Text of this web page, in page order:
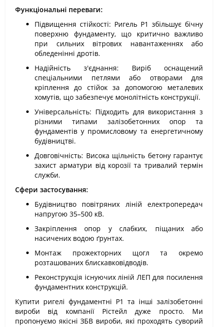
Функціональні переваги:
Підвищення стійкості: Ригель Р1 збільшує бічну
поверхню фундаменту, що критично важливо
при сильних вітрових навантаженнях або
обледенінні дротів.
Надійність з'єднання: Виріб оснащений
спеціальними петлями або отворами для
кріплення до стійок за допомогою металевих
хомутів, що забезпечує монолітність конструкції.
Універсальність: Підходить для використання з
різними типами залізобетонних опор та
фундаментів у промисловому та енергетичному
будівництві.
Довговічність: Висока щільність бетону гарантує
захист арматури від корозії та тривалий термін
служби.
Сфери застосування:
Будівництво повітряних ліній електропередач
напругою 35–500 кВ.
Закріплення опор у слабких, піщаних або
насичених водою ґрунтах.
Монтаж прожекторних щогл та окремо
розташованих блискавковідводів.
Реконструкція існуючих ліній ЛЕП для посилення
фундаментних конструкцій.
Купити ригелі фундаментні Р1 та інші залізобетонні
вироби від компанії Рістейл дуже просто. Ми
пропонуємо якісні ЗБВ вироби, які проходять суворий